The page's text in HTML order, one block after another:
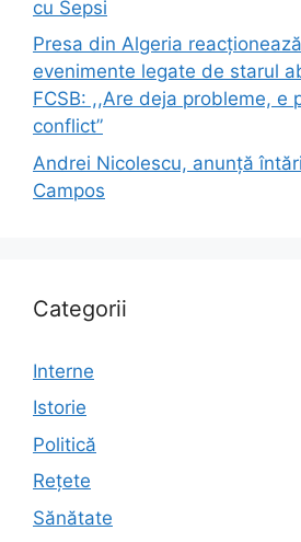
cu Sepsi
Presa din Algeria
evenimente legate de starul
FCSB: ,,Are deja probleme, e
conflict”
Andrei Nicolescu, anunță
Campos
Categorii
Interne
Istorie
Politică
Rețete
Sănătate